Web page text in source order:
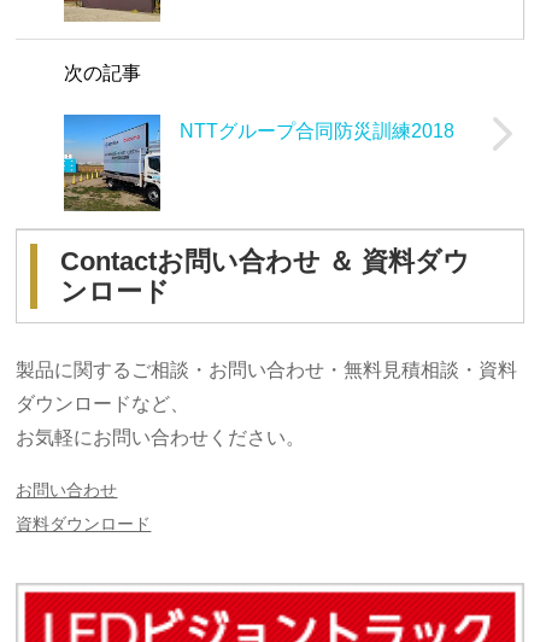
次の記事
NTTグループ合同防災訓練2018
Contactお問い合わせ ＆ 資料ダウ
ンロード
製品に関するご相談・お問い合わせ・無料見積相談・資料
ダウンロードなど、
お気軽にお問い合わせください。
お問い合わせ
資料ダウンロード